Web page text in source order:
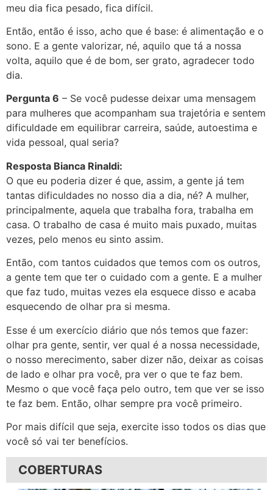
meu dia fica pesado, fica difícil.
Então, então é isso, acho que é base: é alimentação e o
sono. E a gente valorizar, né, aquilo que tá a nossa
volta, aquilo que é de bom, ser grato, agradecer todo
dia.
Pergunta 6 – Se você pudesse deixar uma mensagem
para mulheres que acompanham sua trajetória e sentem
dificuldade em equilibrar carreira, saúde, autoestima e
vida pessoal, qual seria?
Resposta Bianca Rinaldi:
O que eu poderia dizer é que, assim, a gente já tem
tantas dificuldades no nosso dia a dia, né? A mulher,
principalmente, aquela que trabalha fora, trabalha em
casa. O trabalho de casa é muito mais puxado, muitas
vezes, pelo menos eu sinto assim.
Então, com tantos cuidados que temos com os outros,
a gente tem que ter o cuidado com a gente. E a mulher
que faz tudo, muitas vezes ela esquece disso e acaba
esquecendo de olhar pra si mesma.
Esse é um exercício diário que nós temos que fazer:
olhar pra gente, sentir, ver qual é a nossa necessidade,
o nosso merecimento, saber dizer não, deixar as coisas
de lado e olhar pra você, pra ver o que te faz bem.
Mesmo o que você faça pelo outro, tem que ver se isso
te faz bem. Então, olhar sempre pra você primeiro.
Por mais difícil que seja, exercite isso todos os dias que
você só vai ter benefícios.
COBERTURAS